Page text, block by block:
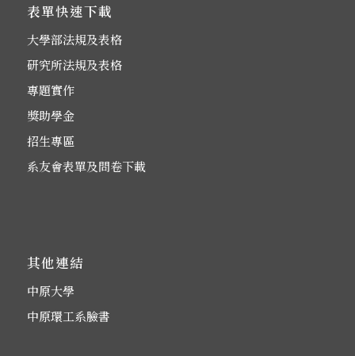
表單快速下載
大學部法規及表格
研究所法規及表格
專題實作
獎助學金
招生專區
系友會表單及問卷下載
其他連結
中原大學
中原環工系臉書